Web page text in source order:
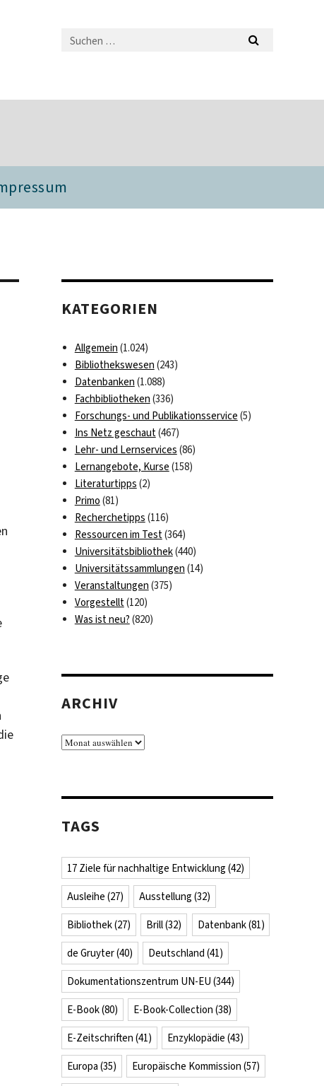
KATEGORIEN
Allgemein (1.024)
Bibliothekswesen (243)
Datenbanken (1.088)
Fachbibliotheken (336)
Forschungs- und Publikationsservice (5)
Ins Netz geschaut(467)
Lehr- und Lernservices (86)
Lernangebote, Kurse (158)
Literaturtipps (2)
Primo (81)
Recherchetipps (116)
Ressourcen im Test(364)
Universitätsbibliothek(440)
Universitätssammlungen (14)
Veranstaltungen (375)
Vorgestellt(120)
Was ist neu? (820)
ARCHIV
Archiv
TAGS
17 Ziele für nachhaltige Entwicklung (42)
Ausleihe (27) Ausstellung (32)
Bibliothek(27) Brill(32) Datenbank(81)
de Gruyter(40) Deutschland (41)
Dokumentationszentrum UN-EU (344)
E-Book(80) E-Book-Collection (38)
E-Zeitschriften (41) Enzyklopädie (43)
Europa (35) Europäische Kommission (57)